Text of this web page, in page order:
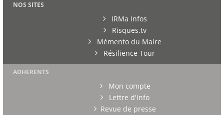
NOS SITES
IRMa Infos
Risques.tv
Mémento du Maire
Résilience Tour
ADHERENTS
Mon compte
Lettre d'info
Revue de presse